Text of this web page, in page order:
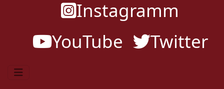
Instagramm
YouTube
Twitter